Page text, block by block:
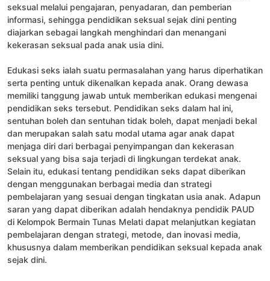
seksual melalui pengajaran, penyadaran, dan pemberian
informasi, sehingga pendidikan seksual sejak dini penting
diajarkan sebagai langkah menghindari dan menangani
kekerasan seksual pada anak usia dini.
Edukasi seks ialah suatu permasalahan yang harus diperhatikan
serta penting untuk dikenalkan kepada anak. Orang dewasa
memiliki tanggung jawab untuk memberikan edukasi mengenai
pendidikan seks tersebut. Pendidikan seks dalam hal ini,
sentuhan boleh dan sentuhan tidak boleh, dapat menjadi bekal
dan merupakan salah satu modal utama agar anak dapat
menjaga diri dari berbagai penyimpangan dan kekerasan
seksual yang bisa saja terjadi di lingkungan terdekat anak.
Selain itu, edukasi tentang pendidikan seks dapat diberikan
dengan menggunakan berbagai media dan strategi
pembelajaran yang sesuai dengan tingkatan usia anak. Adapun
saran yang dapat diberikan adalah hendaknya pendidik PAUD
di Kelompok Bermain Tunas Melati dapat melanjutkan kegiatan
pembelajaran dengan strategi, metode, dan inovasi media,
khususnya dalam memberikan pendidikan seksual kepada anak
sejak dini.